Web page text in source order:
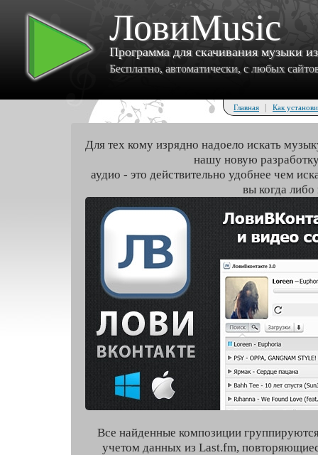
ЛовиMusic
Программа для скачивания музыки
Бесплатно, автоматически, с любых
Главная | Как
Для тех кому изрядно надоело искать
нашу новую
аудио - это действительно удобнее чем
вы когда либо
Все найденные композиции
учетом данных из Last.fm,